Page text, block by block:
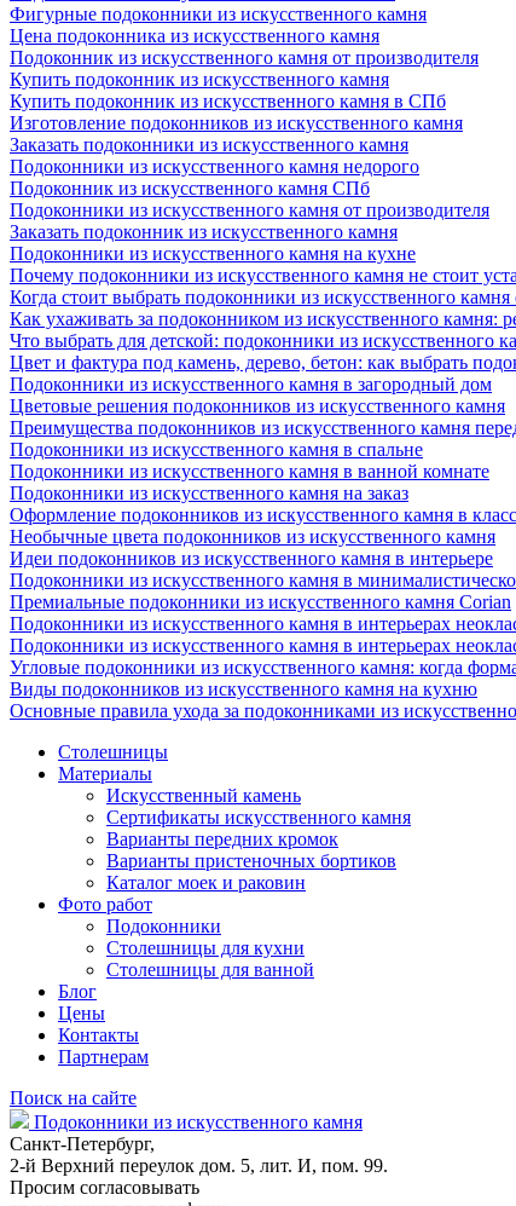
Фигурные подоконники из искусственного камня
Цена подоконника из искусственного камня
Подоконник из искусственного камня от производителя
Купить подоконник из искусственного камня
Купить подоконник из искусственного камня в СПб
Изготовление подоконников из искусственного камня
Заказать подоконники из искусственного камня
Подоконники из искусственного камня недорого
Подоконник из искусственного камня СПб
Подоконники из искусственного камня от производителя
Заказать подоконник из искусственного камня
Подоконники из искусственного камня на кухне
Почему подоконники из искусственного камня не стоит
Когда стоит выбрать подоконники из искусственного
Как ухаживать за подоконником из искусственного камня:
Что выбрать для детской: подоконники из искусственного
Цвет и фактура под камень, дерево, бетон: как выбрать
Подоконники из искусственного камня в загородный дом
Цветовые решения подоконников из искусственного камня
Преимущества подоконников из искусственного камня
Подоконники из искусственного камня в спальне
Подоконники из искусственного камня в ванной комнате
Подоконники из искусственного камня на заказ
Оформление подоконников из искусственного камня в
Необычные цвета подоконников из искусственного камня
Идеи подоконников из искусственного камня в интерьере
Подоконники из искусственного камня в
Премиальные подоконники из искусственного камня Corian
Подоконники из искусственного камня в интерьерах
Подоконники из искусственного камня в интерьерах
Угловые подоконники из искусственного камня: когда
Виды подоконников из искусственного камня на кухню
Основные правила ухода за подоконниками из
Столешницы
Материалы
Искусственный камень
Сертификаты искусственного камня
Варианты передних кромок
Варианты пристеночных бортиков
Каталог моек и раковин
Фото работ
Подоконники
Столешницы для кухни
Столешницы для ванной
Блог
Цены
Контакты
Партнерам
Поиск на сайте
Подоконники из искусственного камня
Санкт-Петербург,
2-й Верхний переулок дом. 5, лит. И, пом. 99.
Просим согласовывать